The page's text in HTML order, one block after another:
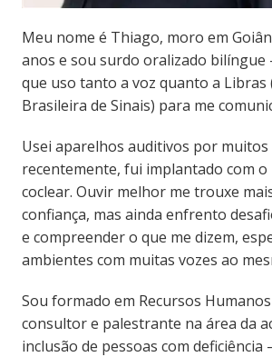
Meu nome é Thiago, moro em
anos e sou surdo oralizado
que uso tanto a voz quanto a Libras
Brasileira de Sinais) para me
Usei aparelhos auditivos por muitos
recentemente, fui implantado com
coclear. Ouvir melhor me trouxe
confiança, mas ainda enfrento
e compreender o que me dizem,
ambientes com muitas vozes ao
Sou formado em Recursos
consultor e palestrante na área da
inclusão de pessoas com